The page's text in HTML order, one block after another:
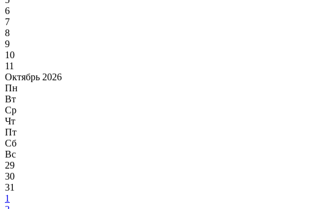
6
7
8
9
10
11
Октябрь 2026
Пн
Вт
Ср
Чт
Пт
Сб
Вс
29
30
31
1